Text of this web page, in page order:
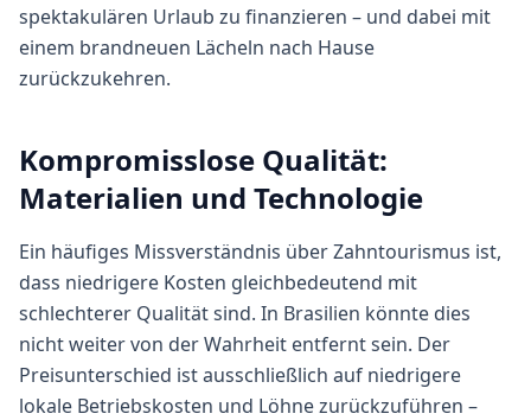
spektakulären Urlaub zu finanzieren – und dabei mit
einem brandneuen Lächeln nach Hause
zurückzukehren.
Kompromisslose Qualität:
Materialien und Technologie
Ein häufiges Missverständnis über Zahntourismus ist,
dass niedrigere Kosten gleichbedeutend mit
schlechterer Qualität sind. In Brasilien könnte dies
nicht weiter von der Wahrheit entfernt sein. Der
Preisunterschied ist ausschließlich auf niedrigere
lokale Betriebskosten und Löhne zurückzuführen –